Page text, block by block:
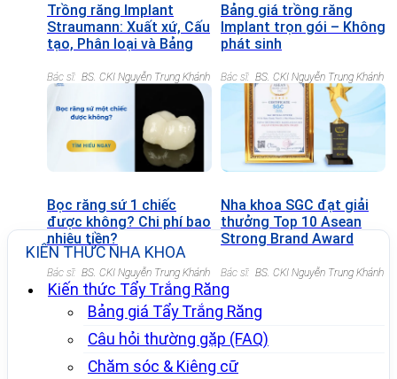
Trồng răng Implant
Straumann: Xuất xứ, Cấu
tạo, Phân loại và Bảng
Bác sĩ: BS. CKI Nguyễn Trung Khánh
Bảng giá trồng răng
Implant trọn gói – Không
phát sinh
Bác sĩ: BS. CKI Nguyễn Trung Khánh
Bọc răng sứ 1 chiếc
được không? Chi phí bao
nhiêu tiền?
Bác sĩ: BS. CKI Nguyễn Trung Khánh
Nha khoa SGC đạt giải
thưởng Top 10 Asean
Strong Brand Award
Bác sĩ: BS. CKI Nguyễn Trung Khánh
KIẾN THỨC NHA KHOA
Kiến thức Tẩy Trắng Răng
Bảng giá Tẩy Trắng Răng
Câu hỏi thường gặp (FAQ)
Chăm sóc & Kiêng cữ